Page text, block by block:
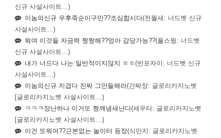
신규 사설사이트…)
이놈의신규 우후죽순이구만??조심합시다(전월세: 너드벳 신규
사설사이트…)
뭐여 이것들 자금력 짱짱해??엉아 감당가능??(풀스윙: 너드벳
신규 사설사이트…)
내가 너드다 나는 일반적이지않지 ㅎㅎ(반포자이: 너드벳 신규
사설사이트…)
이놈의신규 지겹다 진짜 그만들해라(간짜장: 글로리카지노벳
[글로리카지노벳 사설사이트…)
ㅋㅋㅋ장난하나 이거또 짱깨냄새난다(세우타: 글로리카지노벳
[글로리카지노벳 사설사이트…)
이건 또뭐여??근본없는 놀이터 등장(식민지: 글로리카지노벳